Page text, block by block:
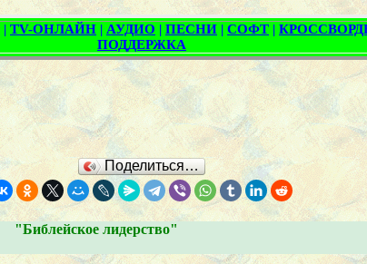
Поделиться…
"Библейское лидерство"